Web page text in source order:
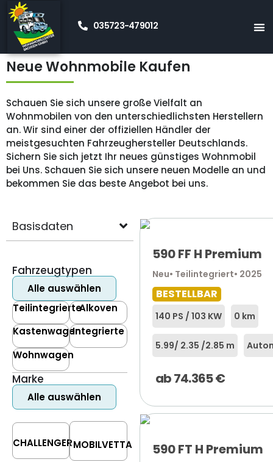
035723-479012
Startseite
Neue Wohnmobile Kaufen
Schauen Sie sich unsere große Vielfalt an
Wohnmobilen von den unterschiedlichsten Herstellern
an. Wir sind einer der offiziellen Händler der
meistgesuchten Fahrzeughersteller Deutschlands.
Sichern Sie sich jetzt Ihr neues günstiges Wohnmobil
bei Uns. Schauen Sie sich unsere neuen Modelle an und
bekommen Sie das beste Angebot bei uns.
Basisdaten
Fahrzeugtypen
Alle auswählen
TeilintegrierteAlkoven
KastenwagenIntegrierte
Wohnwagen
Marke
Alle auswählen
CHALLENGERMOBILVETTA
590 FF H Premium
Neu• Teilintegriert• 2025
BESTELLBAR
140 PS / 103 KW 0 km
5.99/ 2.35 /2.85 m
ab74.365€
590 FT H Premium